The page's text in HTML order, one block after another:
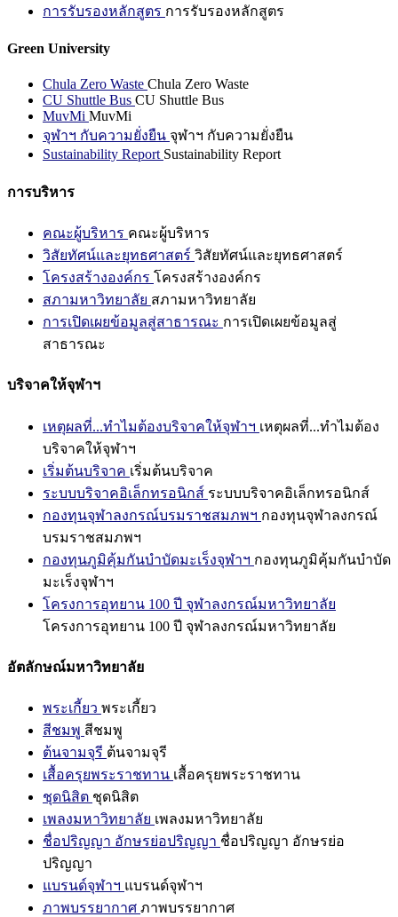
การรับรองหลักสูตร การรับรองหลักสูตร
Green University
Chula Zero Waste Chula Zero Waste
CU Shuttle Bus CU Shuttle Bus
MuvMi MuvMi
จุฬาฯ กับความยั่งยืน จุฬาฯ กับความยั่งยืน
Sustainability Report Sustainability Report
การบริหาร
คณะผู้บริหาร คณะผู้บริหาร
วิสัยทัศน์และยุทธศาสตร์ วิสัยทัศน์และยุทธศาสตร์
โครงสร้างองค์กร โครงสร้างองค์กร
สภามหาวิทยาลัย สภามหาวิทยาลัย
การเปิดเผยข้อมูลสู่สาธารณะ การเปิดเผยข้อมูลสู่
สาธารณะ
บริจาคให้จุฬาฯ
เหตุผลที่...ทำไมต้องบริจาคให้จุฬาฯ เหตุผลที่...ทำไมต้อง
บริจาคให้จุฬาฯ
เริ่มต้นบริจาค เริ่มต้นบริจาค
ระบบบริจาคอิเล็กทรอนิกส์ ระบบบริจาคอิเล็กทรอนิกส์
กองทุนจุฬาลงกรณ์บรมราชสมภพฯ กองทุนจุฬาลงกรณ์
บรมราชสมภพฯ
กองทุนภูมิคุ้มกันบำบัดมะเร็งจุฬาฯ กองทุนภูมิคุ้มกันบำบัด
มะเร็งจุฬาฯ
โครงการอุทยาน 100 ปี จุฬาลงกรณ์มหาวิทยาลัย
โครงการอุทยาน 100 ปี จุฬาลงกรณ์มหาวิทยาลัย
อัตลักษณ์มหาวิทยาลัย
พระเกี้ยว พระเกี้ยว
สีชมพู สีชมพู
ต้นจามจุรี ต้นจามจุรี
เสื้อครุยพระราชทาน เสื้อครุยพระราชทาน
ชุดนิสิต ชุดนิสิต
เพลงมหาวิทยาลัย เพลงมหาวิทยาลัย
ชื่อปริญญา อักษรย่อปริญญา ชื่อปริญญา อักษรย่อ
ปริญญา
แบรนด์จุฬาฯ แบรนด์จุฬาฯ
ภาพบรรยากาศ ภาพบรรยากาศ